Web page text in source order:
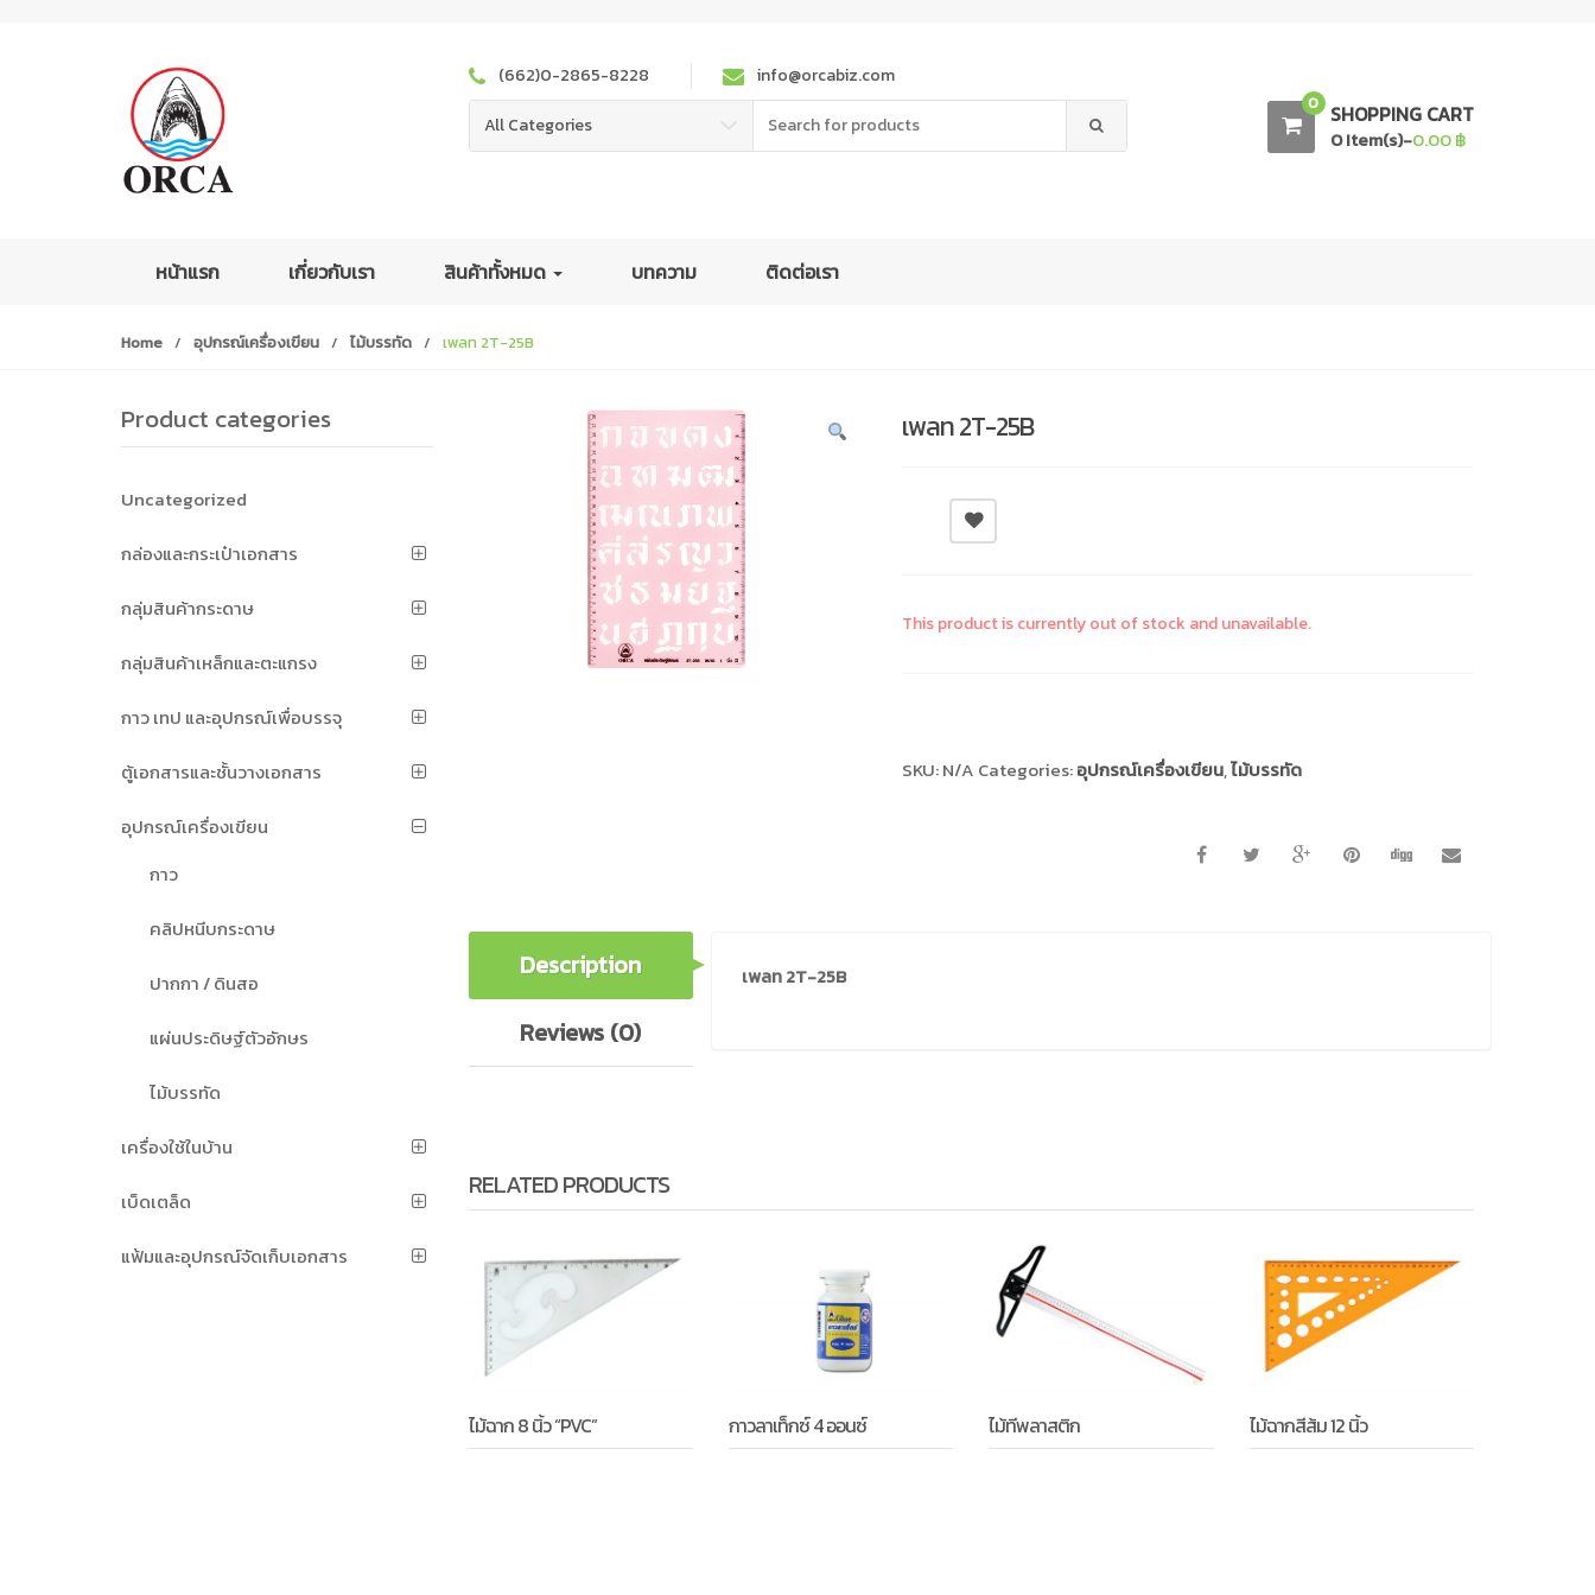
(662)0-2865-8228
info@orcabiz.com
All Categories
for:
0 SHOPPING CART
0 Item(s)-0.00฿
หน้าแรก เกี่ยวกับเรา สินค้าทั้งหมด บทความ ติดต่อเรา
Home / อุปกรณ์เครื่องเขียน / ไม้บรรทัด / เพลท 2T-25B
เพลท 2T-25B
This product is currently out of stock and unavailable.
SKU:N/A Categories:อุปกรณ์เครื่องเขียน,ไม้บรรทัด
Description
Reviews (0)
เพลท 2T-25B
RELATED PRODUCTS
ไม้ฉาก 8 นิ้ว “PVC” กาวลาเท็กซ์ 4 ออนซ์ ไม้ทีพลาสติก ไม้ฉากสีส้ม 12 นิ้ว
Product categories
Uncategorized
กล่องและกระเป๋าเอกสาร
กลุ่มสินค้ากระดาษ
กลุ่มสินค้าเหล็กและตะแกรง
กาว เทป และอุปกรณ์เพื่อบรรจุ
ตู้เอกสารและชั้นวางเอกสาร
อุปกรณ์เครื่องเขียน
กาว
คลิปหนีบกระดาษ
ปากกา / ดินสอ
แผ่นประดิษฐ์ตัวอักษร
ไม้บรรทัด
เครื่องใช้ในบ้าน
เบ็ดเตล็ด
แฟ้มและอุปกรณ์จัดเก็บเอกสาร